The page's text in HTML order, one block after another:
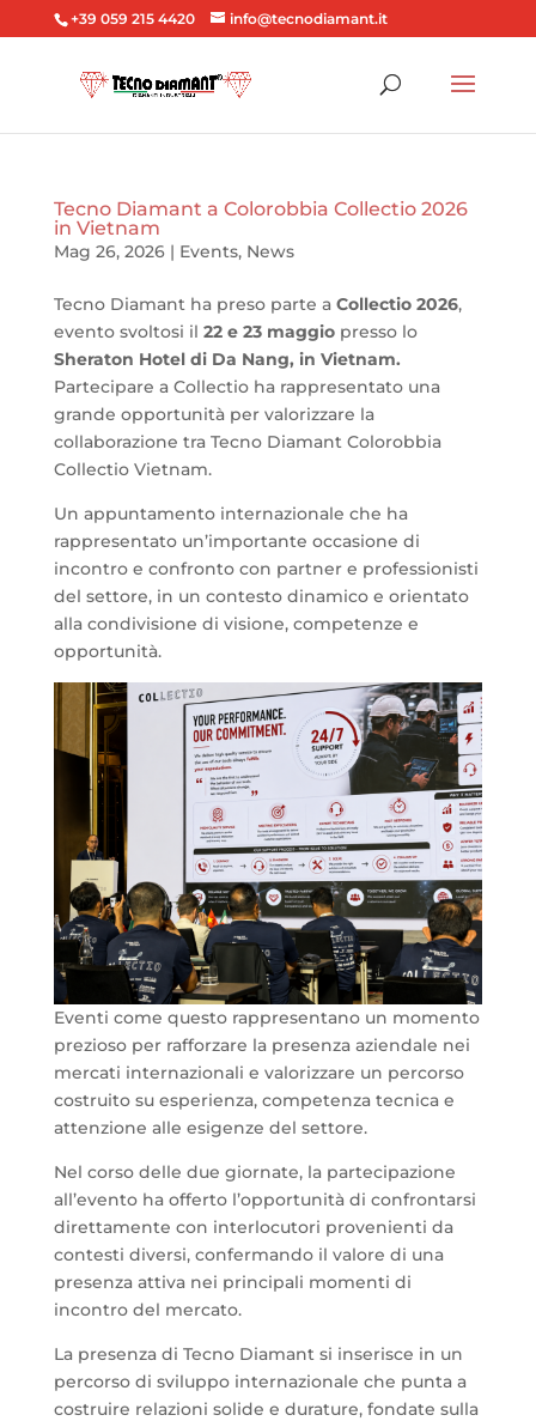
+39 059 215 4420 info@tecnodiamant.it
Tecno Diamant a Colorobbia Collectio 2026
in Vietnam
Mag 26, 2026| Events, News
Tecno Diamant ha preso parte a Collectio 2026,
evento svoltosi il 22 e 23 maggiopresso lo
Sheraton Hotel di Da Nang, in Vietnam.
Partecipare a Collectio ha rappresentato una
grande opportunità per valorizzare la
collaborazione tra Tecno Diamant Colorobbia
Collectio Vietnam.
Un appuntamento internazionale che ha
rappresentato un’importante occasione di
incontro e confronto con partner e professionisti
del settore, in un contesto dinamico e orientato
alla condivisione di visione, competenze e
opportunità.
Eventi come questo rappresentano un momento
prezioso per rafforzare la presenza aziendale nei
mercati internazionali e valorizzare un percorso
costruito su esperienza, competenza tecnica e
attenzione alle esigenze del settore.
Nel corso delle due giornate, la partecipazione
all’evento ha offerto l’opportunità di confrontarsi
direttamente con interlocutori provenienti da
contesti diversi, confermando il valore di una
presenza attiva nei principali momenti di
incontro del mercato.
La presenza di Tecno Diamant si inserisce in un
percorso di sviluppo internazionale che punta a
costruire relazioni solide e durature, fondate sulla